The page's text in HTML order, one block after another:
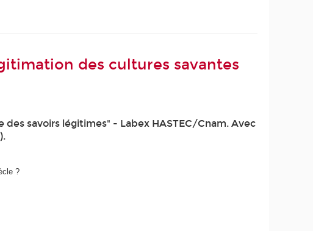
des cultures savantes
savoirs légitimes" - Labex HASTEC/Cnam. Avec
?